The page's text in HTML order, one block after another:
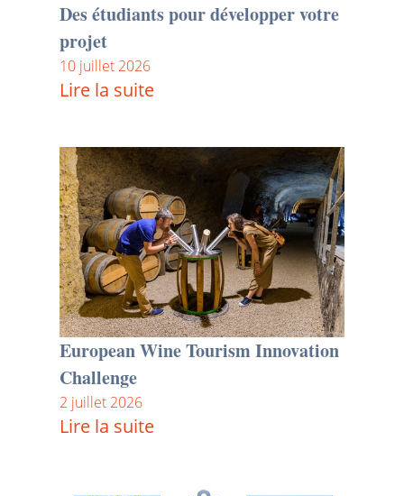
Des étudiants pour développer votre
projet
10 juillet 2026
Lire la suite
European Wine Tourism Innovation
Challenge
2 juillet 2026
Lire la suite